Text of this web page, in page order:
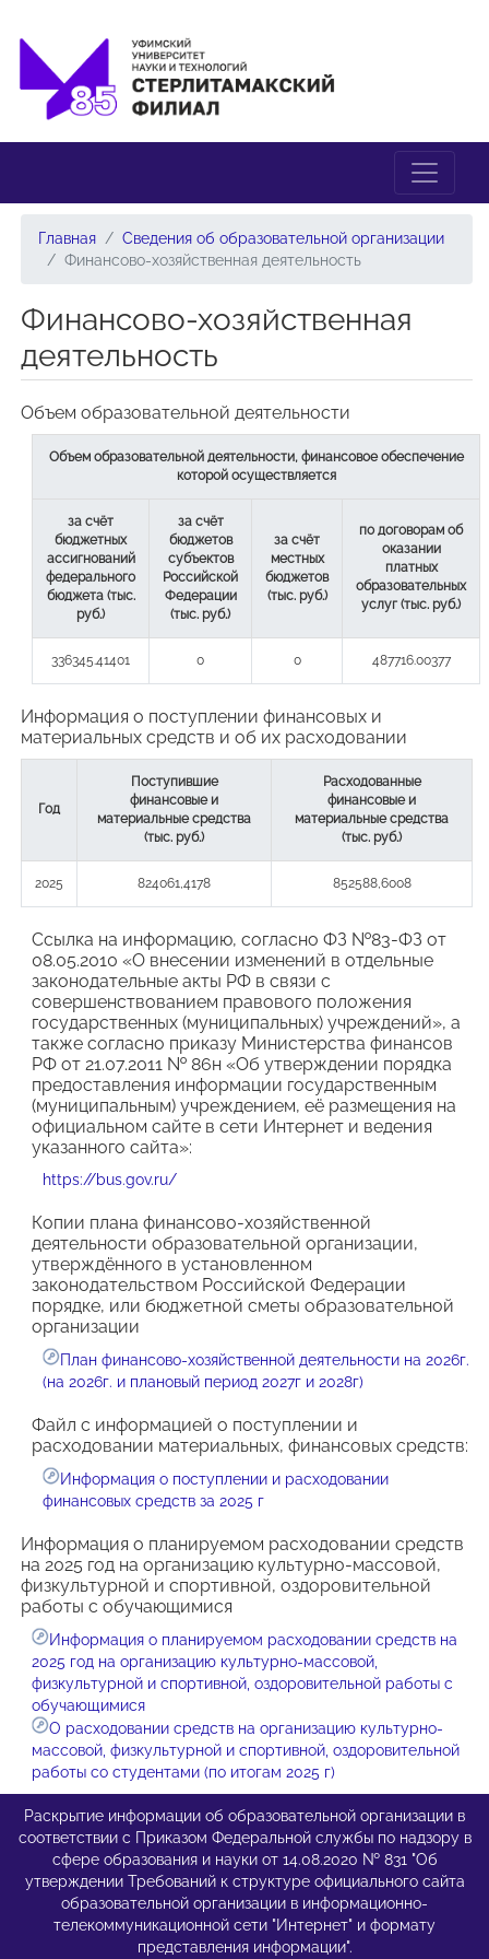
Главная
Сведения об образовательной организации
Финансово-хозяйственная деятельность
Финансово-хозяйственная
деятельность
Объем образовательной деятельности
Объем образовательной деятельности, финансовое обеспечение
которой осуществляется
за счёт
бюджетных
ассигнований
федерального
бюджета (тыс.
руб.)
за счёт
бюджетов
субъектов
Российской
Федерации
(тыс. руб.)
за счёт
местных
бюджетов
(тыс. руб.)
по договорам об
оказании
платных
образовательных
услуг (тыс. руб.)
336345.41401 0 0 487716.00377
Информация о поступлении финансовых и
материальных средств и об их расходовании
Год
Поступившие
финансовые и
материальные средства
(тыс. руб.)
Расходованные
финансовые и
материальные средства
(тыс. руб.)
2025 824061,4178 852588,6008
Ссылка на информацию, согласно ФЗ №83-ФЗ от
08.05.2010 «О внесении изменений в отдельные
законодательные акты РФ в связи с
совершенствованием правового положения
государственных (муниципальных) учреждений», а
также согласно приказу Министерства финансов
РФ от 21.07.2011 № 86н «Об утверждении порядка
предоставления информации государственным
(муниципальным) учреждением, её размещения на
официальном сайте в сети Интернет и ведения
указанного сайта»:
https://bus.gov.ru/
Копии плана финансово-хозяйственной
деятельности образовательной организации,
утверждённого в установленном
законодательством Российской Федерации
порядке, или бюджетной сметы образовательной
организации
План финансово-хозяйственной деятельности на 2026г.
(на 2026г. и плановый период 2027г и 2028г)
Файл с информацией о поступлении и
расходовании материальных, финансовых средств:
Информация о поступлении и расходовании
финансовых средств за 2025 г
Информация о планируемом расходовании средств
на 2025 год на организацию культурно-массовой,
физкультурной и спортивной, оздоровительной
работы с обучающимися
Информация о планируемом расходовании средств на
2025 год на организацию культурно-массовой,
физкультурной и спортивной, оздоровительной работы с
обучающимися
О расходовании средств на организацию культурно-
массовой, физкультурной и спортивной, оздоровительной
работы со студентами (по итогам 2025 г)
Раскрытие информации об образовательной организации в
соответствии с Приказом Федеральной службы по надзору в
сфере образования и науки от 14.08.2020 № 831 "Об
утверждении Требований к структуре официального сайта
образовательной организации в информационно-
телекоммуникационной сети "Интернет" и формату
представления информации".